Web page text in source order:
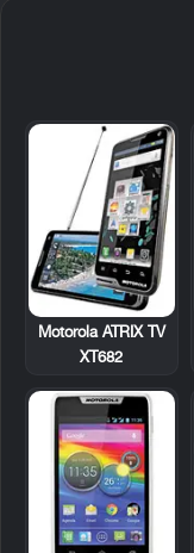
Motorola ATRIX TV
XT682